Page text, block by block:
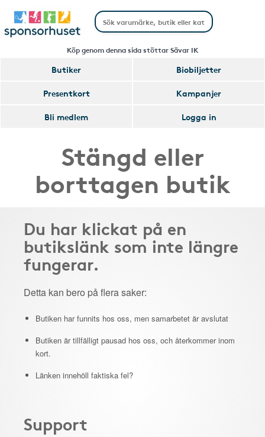
Köp genom denna sida stöttar Sävar IK
Butiker
Biobiljetter
Presentkort
Kampanjer
Bli medlem
Logga in
Stängd eller
borttagen butik
Du har klickat på en
butikslänk som inte längre
fungerar.
Detta kan bero på flera saker:
Butiken har funnits hos oss, men samarbetet är avslutat
Butiken är tillfälligt pausad hos oss, och återkommer inom
kort.
Länken innehöll faktiska fel?
Support